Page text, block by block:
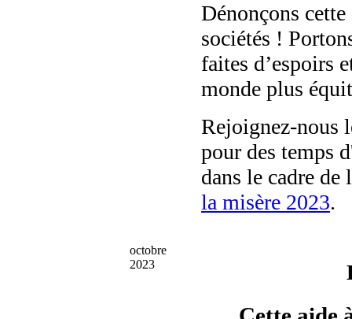
Dénonçons
sociétés !
faites d’espoirs
monde plus
Rejoignez-nous
pour des temps
dans le cadre de
la misère 2023.
octobre
2023